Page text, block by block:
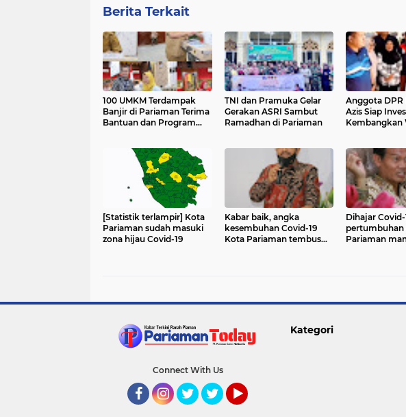
Berita Terkait
100 UMKM Terdampak
Banjir di Pariaman Terima
Bantuan dan Program
TNI dan Pramuka Gelar
Gerakan ASRI Sambut
Ramadhan di Pariaman
Anggota DPR
Azis Siap
Kembangkan
[Statistik terlampir] Kota
Pariaman sudah masuki
zona hijau Covid-19
Kabar baik, angka
kesembuhan Covid-19
Kota Pariaman tembus
Dihajar
Pariaman
Connect With Us
Kategori